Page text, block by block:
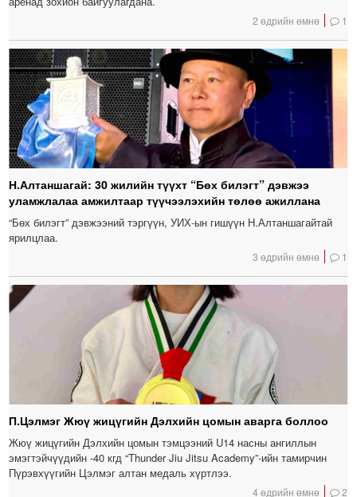
2 өдрийн өмнө 1
Н.Алтаншагай: 30 жилийн түүхт “Бөх билэгт” дэвжээ
уламжлалаа амжилтаар түүчээлэхийн төлөө ажиллана
“Бөх билэгт” дэвжээний тэргүүн, УИХ-ын гишүүн Н.Алтаншагайтай
ярилцлаа.
3 өдрийн өмнө 1
П.Цэлмэг Жюү жицүгийн Дэлхийн цомын аварга боллоо
Жюү жицүгийн Дэлхийн цомын тэмцээний U14 насны ангиллын
эмэгтэйчүүдийн -40 кгд “Thunder Jiu Jitsu Academy”-ийн тамирчин
Пүрэвхүүгийн Цэлмэг алтан медаль хүртлээ.
4 өдрийн өмнө 2